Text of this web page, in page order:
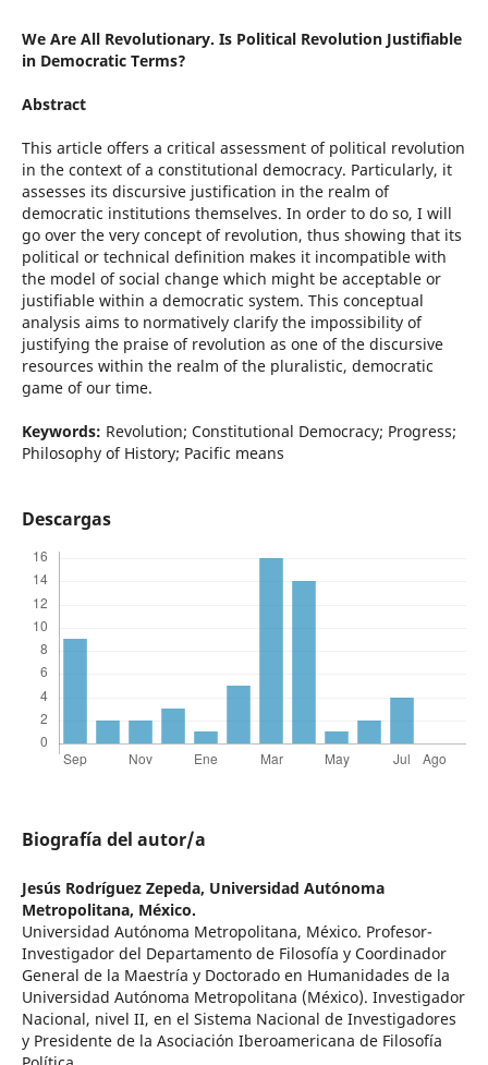
We Are All Revolutionary. Is Political Revolution Justifiable
in Democratic Terms?
Abstract
This article offers a critical assessment of political revolution
in the context of a constitutional democracy. Particularly, it
assesses its discursive justification in the realm of
democratic institutions themselves. In order to do so, I will
go over the very concept of revolution, thus showing that its
political or technical definition makes it incompatible with
the model of social change which might be acceptable or
justifiable within a democratic system. This conceptual
analysis aims to normatively clarify the impossibility of
justifying the praise of revolution as one of the discursive
resources within the realm of the pluralistic, democratic
game of our time.
Keywords: Revolution; Constitutional Democracy; Progress;
Philosophy of History; Pacific means
Descargas
Biografía del autor/a
Jesús Rodríguez Zepeda, Universidad Autónoma
Metropolitana, México.
Universidad Autónoma Metropolitana, México. Profesor-
Investigador del Departamento de Filosofía y Coordinador
General de la Maestría y Doctorado en Humanidades de la
Universidad Autónoma Metropolitana (México). Investigador
Nacional, nivel II, en el Sistema Nacional de Investigadores
y Presidente de la Asociación Iberoamericana de Filosofía